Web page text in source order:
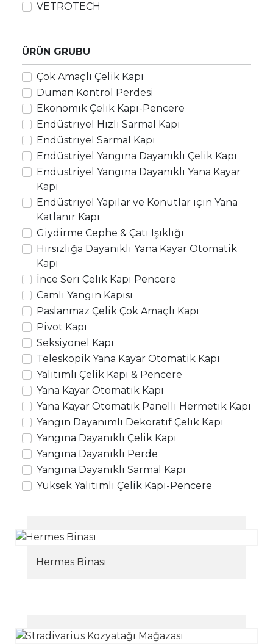
VETROTECH
ÜRÜN GRUBU
Çok Amaçlı Çelik Kapı
Duman Kontrol Perdesi
Ekonomik Çelik Kapı-Pencere
Endüstriyel Hızlı Sarmal Kapı
Endüstriyel Sarmal Kapı
Endüstriyel Yangına Dayanıklı Çelik Kapı
Endüstriyel Yangına Dayanıklı Yana Kayar
Kapı
Endüstriyel Yapılar ve Konutlar için Yana
Katlanır Kapı
Giydirme Cephe & Çatı Işıklığı
Hırsızlığa Dayanıklı Yana Kayar Otomatik
Kapı
İnce Seri Çelik Kapı Pencere
Camlı Yangın Kapısı
Paslanmaz Çelik Çok Amaçlı Kapı
Pivot Kapı
Seksiyonel Kapı
Teleskopik Yana Kayar Otomatik Kapı
Yalıtımlı Çelik Kapı & Pencere
Yana Kayar Otomatik Kapı
Yana Kayar Otomatik Panelli Hermetik Kapı
Yangın Dayanımlı Dekoratif Çelik Kapı
Yangına Dayanıklı Çelik Kapı
Yangına Dayanıklı Perde
Yangına Dayanıklı Sarmal Kapı
Yüksek Yalıtımlı Çelik Kapı-Pencere
Hermes Binası